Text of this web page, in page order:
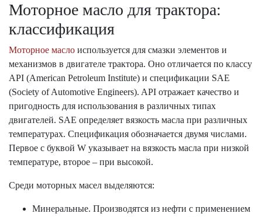
Моторное масло для трактора:
классификация
Моторное масло используется для смазки элементов и
механизмов в двигателе трактора. Оно отличается по классу
API (American Petroleum Institute) и спецификации SAE
(Society of Automotive Engineers). API отражает качество и
пригодность для использования в различных типах
двигателей. SAE определяет вязкость масла при различных
температурах. Спецификация обозначается двумя числами.
Первое с буквой W указывает на вязкость масла при низкой
температуре, второе – при высокой.
Среди моторных масел выделяются:
Минеральные. Производятся из нефти с применением